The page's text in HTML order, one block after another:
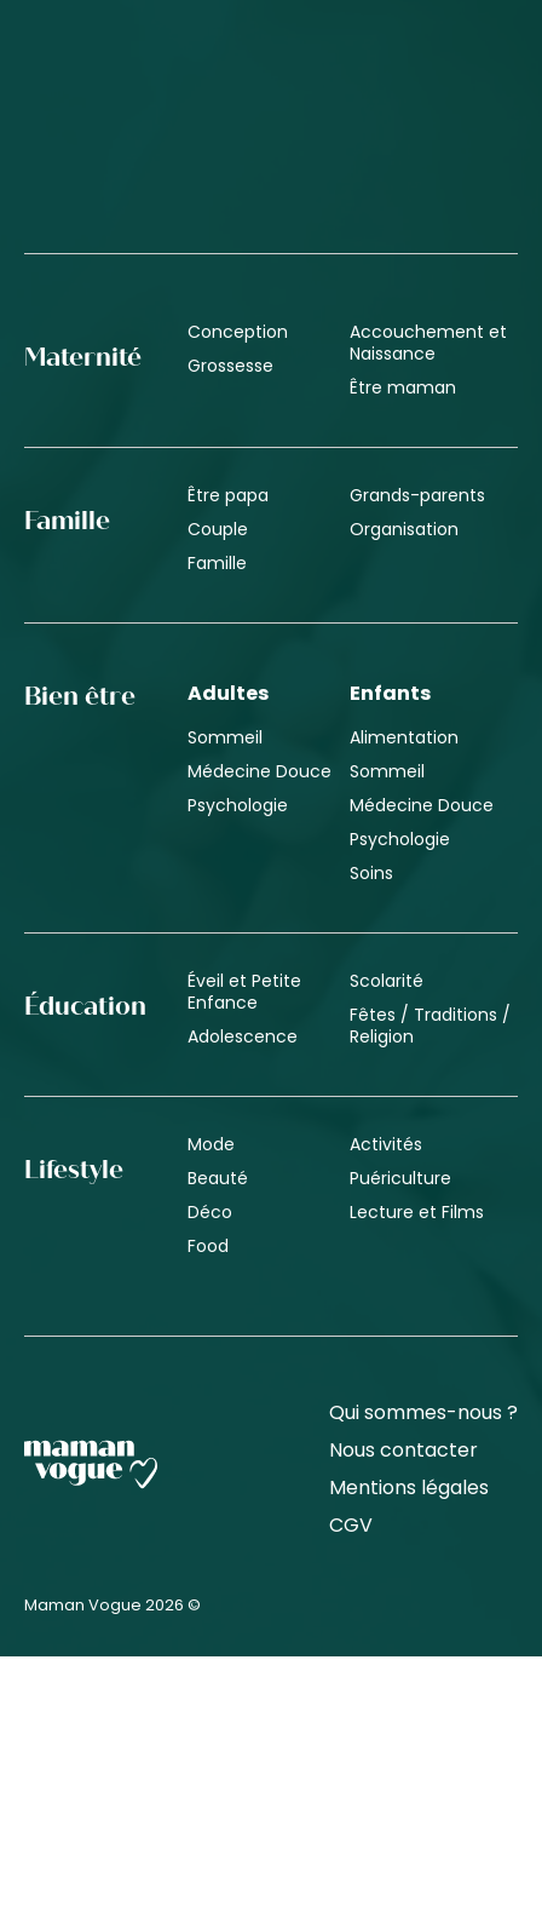
Maternité
Conception
Grossesse
Accouchement et
Naissance
Être maman
Famille
Être papa
Couple
Famille
Grands-parents
Organisation
Bien être Adultes
Sommeil
Médecine Douce
Psychologie
Enfants
Alimentation
Sommeil
Médecine Douce
Psychologie
Soins
Éducation
Éveil et Petite
Enfance
Adolescence
Scolarité
Fêtes / Traditions /
Religion
Lifestyle
Mode
Beauté
Déco
Food
Activités
Puériculture
Lecture et Films
Qui sommes-nous ?
Nous contacter
Mentions légales
CGV
Maman Vogue 2026 ©